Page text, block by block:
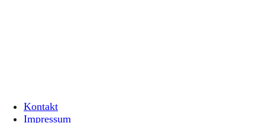
Kontakt
Impressum